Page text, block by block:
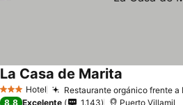
3 Estrellas
Hotel Restaurante orgánico frente a
La Casa de Marita
8,8 Excelente 1.143 Puerto Villamil